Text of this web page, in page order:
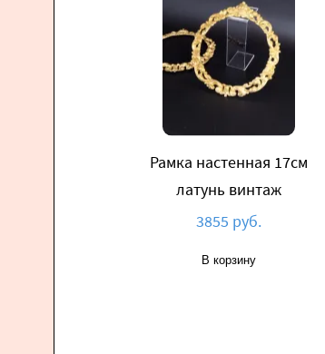
Рамка настенная 17см
латунь винтаж
3855 руб.
В корзину